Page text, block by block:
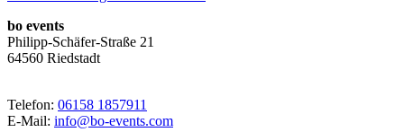
bo events
Philipp-Schäfer-Straße 21
64560 Riedstadt
Telefon: 06158 1857911
E-Mail: info@bo-events.com